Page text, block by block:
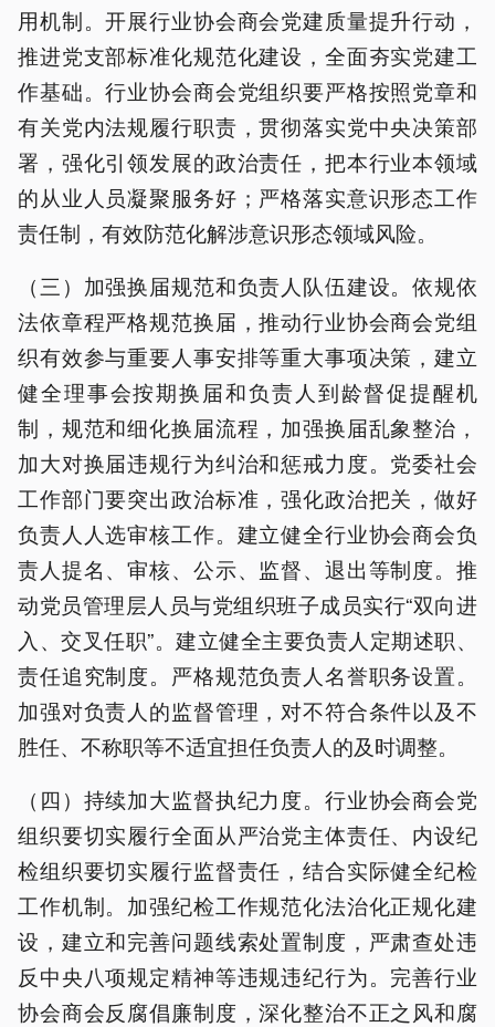
用机制。开展行业协会商会党建质量提升行动，
推进党支部标准化规范化建设，全面夯实党建工
作基础。行业协会商会党组织要严格按照党章和
有关党内法规履行职责，贯彻落实党中央决策部
署，强化引领发展的政治责任，把本行业本领域
的从业人员凝聚服务好；严格落实意识形态工作
责任制，有效防范化解涉意识形态领域风险。
（三）加强换届规范和负责人队伍建设。依规依
法依章程严格规范换届，推动行业协会商会党组
织有效参与重要人事安排等重大事项决策，建立
健全理事会按期换届和负责人到龄督促提醒机
制，规范和细化换届流程，加强换届乱象整治，
加大对换届违规行为纠治和惩戒力度。党委社会
工作部门要突出政治标准，强化政治把关，做好
负责人人选审核工作。建立健全行业协会商会负
责人提名、审核、公示、监督、退出等制度。推
动党员管理层人员与党组织班子成员实行“双向进
入、交叉任职”。建立健全主要负责人定期述职、
责任追究制度。严格规范负责人名誉职务设置。
加强对负责人的监督管理，对不符合条件以及不
胜任、不称职等不适宜担任负责人的及时调整。
（四）持续加大监督执纪力度。行业协会商会党
组织要切实履行全面从严治党主体责任、内设纪
检组织要切实履行监督责任，结合实际健全纪检
工作机制。加强纪检工作规范化法治化正规化建
设，建立和完善问题线索处置制度，严肃查处违
反中央八项规定精神等违规违纪行为。完善行业
协会商会反腐倡廉制度，深化整治不正之风和腐